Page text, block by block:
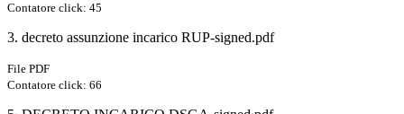
Contatore click: 45
3. decreto assunzione incarico RUP-signed.pdf
File PDF
Contatore click: 66